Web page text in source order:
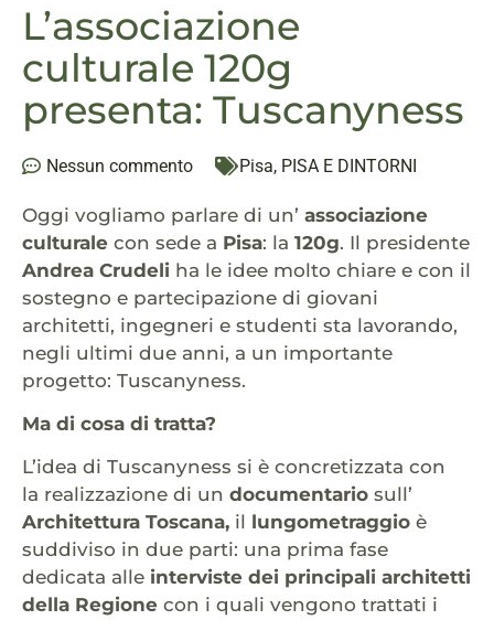
L’associazione
culturale 120g
presenta: Tuscanyness
Nessun commento Pisa, PISA E DINTORNI
Oggi vogliamo parlare di un’ associazione
culturale con sede a Pisa: la 120g. Il presidente
Andrea Crudeli ha le idee molto chiare e con il
sostegno e partecipazione di giovani
architetti, ingegneri e studenti sta lavorando,
negli ultimi due anni, a un importante
progetto: Tuscanyness.
Ma di cosa di tratta?
L’idea di Tuscanyness si è concretizzata con
la realizzazione di un documentario sull’
Architettura Toscana, il lungometraggio è
suddiviso in due parti: una prima fase
dedicata alle interviste dei principali architetti
della Regione con i quali vengono trattati i